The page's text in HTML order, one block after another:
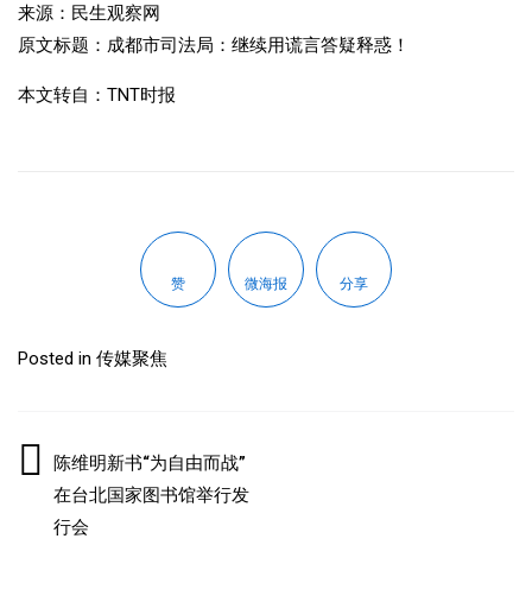
来源：民生观察网
原文标题：成都市司法局：继续用谎言答疑释惑！
本文转自： TNT时报
赞 微海报 分享
Posted in 传媒聚焦
文
陈维明新书“为自由而战”
在台北国家图书馆举行发
行会